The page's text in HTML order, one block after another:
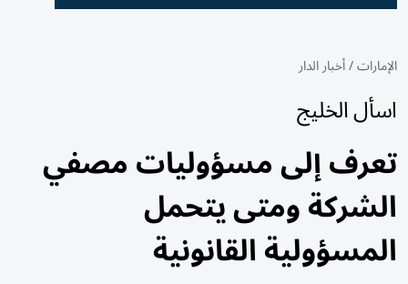
الإمارات/أخبار الدار
اسأل الخليج
تعرف إلى مسؤوليات مصفي
الشركة ومتى يتحمل
المسؤولية القانونية